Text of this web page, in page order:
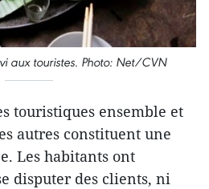
aux touristes. Photo: Net/CVN
touristiques ensemble et
autres constituent une
Les habitants ont
disputer des clients, ​ni